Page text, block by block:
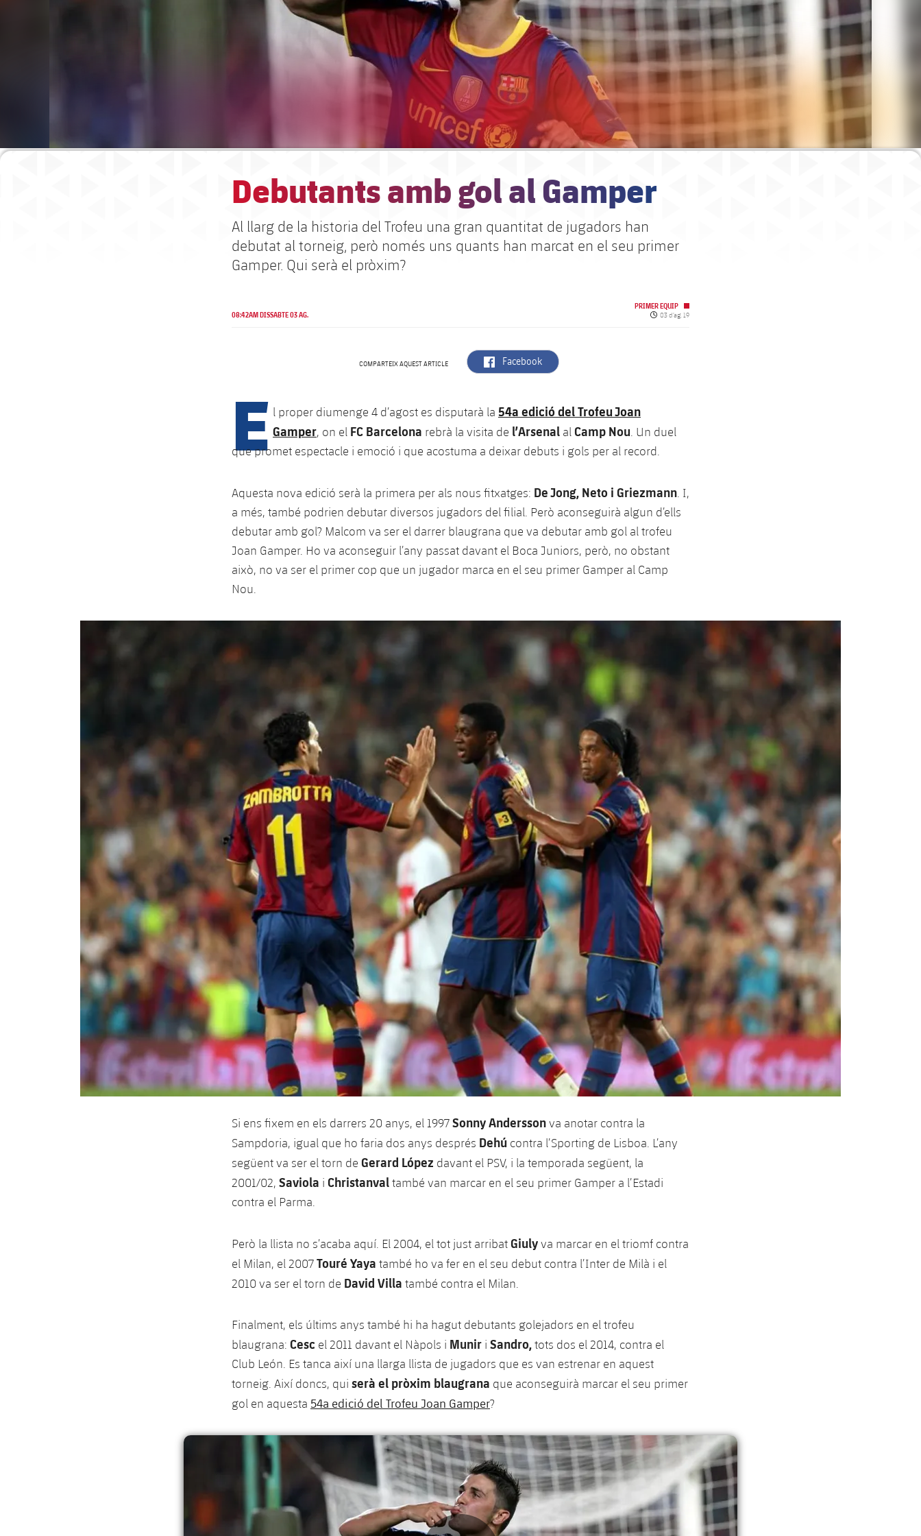
Debutants amb gol al Gamper
Al llarg de la historia del Trofeu una gran quantitat de jugadors han
debutat al torneig, però només uns quants han marcat en el seu primer
Gamper. Qui serà el pròxim?
08:42AM DISSABTE 03 AG.
PRIMER EQUIP
Data de publicació
03 d’ag. 19
COMPARTEIX AQUEST ARTICLE label.aria.facebook
Facebook
E l proper diumenge 4 d’agost es disputarà la 54a edició del Trofeu Joan
Gamper, on el FC Barcelona rebrà la visita de l’Arsenal al Camp Nou . Un duel
que promet espectacle i emoció i que acostuma a deixar debuts i gols per al record.
Aquesta nova edició serà la primera per als nous fitxatges: De Jong, Neto i Griezmann . I,
a més, també podrien debutar diversos jugadors del filial. Però aconseguirà algun d’ells
debutar amb gol? Malcom va ser el darrer blaugrana que va debutar amb gol al trofeu
Joan Gamper. Ho va aconseguir l’any passat davant el Boca Juniors, però, no obstant
això, no va ser el primer cop que un jugador marca en el seu primer Gamper al Camp
Nou.
Si ens fixem en els darrers 20 anys, el 1997Sonny Anderssonva anotar contra la
Sampdoria, igual que ho faria dos anys després Dehú contra l’Sporting de Lisboa. L’any
següent va ser el torn de Gerard López davant el PSV, i la temporada següent, la
2001/02, Saviola i Christanvaltambé van marcar en el seu primer Gamper a l’Estadi
contra el Parma.
Però la llista no s’acaba aquí. El 2004, el tot just arribat Giulyva marcar en el triomf contra
el Milan, el 2007Touré Yaya també ho va fer en el seu debut contra l’Inter de Milà i el
2010 va ser el torn de David Villa també contra el Milan.
Finalment, els últims anys també hi ha hagut debutants golejadors en el trofeu
blaugrana: Cesc el 2011 davant el Nàpols i Munir i Sandro,tots dos el 2014, contra el
Club León. Es tanca així una llarga llista de jugadors que es van estrenar en aquest
torneig. Així doncs, qui serà el pròxim blaugrana que aconseguirà marcar el seu primer
gol en aquesta 54a edició del Trofeu Joan Gamper?